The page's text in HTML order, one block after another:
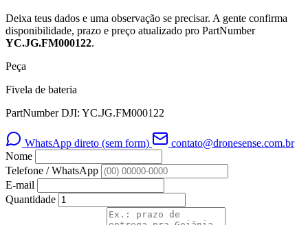
Deixa teus dados e uma observação se precisar. A gente confirma
disponibilidade, prazo e preço atualizado pro PartNumber
YC.JG.FM000122.
Peça
Fivela de bateria
PartNumber DJI: YC.JG.FM000122
WhatsApp direto (sem form)
contato@dronesense.com.br
Nome
Telefone / WhatsApp
E-mail
Quantidade